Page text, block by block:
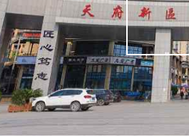
心理健康
学生资助
下载中心
联系我们
实践教学
专业建设
课程建设
教学改革
学术交流